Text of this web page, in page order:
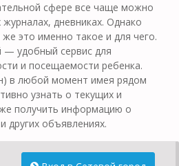
сфере все чаще можно
дневниках. Однако
это именно такое и для чего.
— удобный сервис для
и посещаемости ребенка.
в любой момент имея рядом
узнать о текущих и
получить информацию о
других объявлениях.